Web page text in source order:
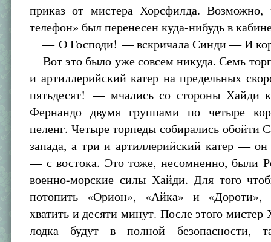
приказ от мистера Хорсфилда.
телефон» был перенесен куда-нибудь в
— О Господи! — вскричала Синди — И
Вот это было уже совсем никуда. Семь
и артиллерийский катер на предельных
пятьдесят! — мчались со стороны Хайди
Фернандо двумя группами по четыре
пеленг. Четыре торпеды собирались обойти
запада, а три и артиллерийский катер —
— с востока. Это тоже, несомненно, были
военно-морские силы Хайди. Для того
потопить «Орион», «Айка» и
хватить и десяти минут. После этого мистер
лодка будут в полной безопасности,